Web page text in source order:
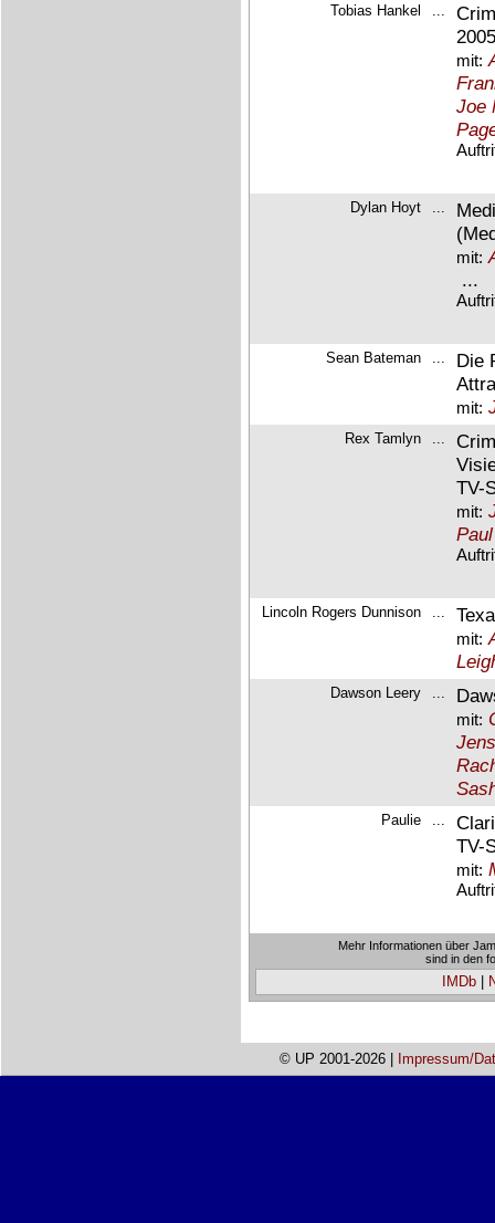
Tobias Hankel
mit:
Joe
Dylan Hoyt
mit:
...
Sean Bateman
Die
mit:
Rex Tamlyn
TV-
mit:
Lincoln Rogers Dunnison
mit:
Dawson Leery
mit:
Paulie
TV-
mit:
Mehr Informationen über
sind in den
IMDb|
© UP 2001-2026 | Impressum/